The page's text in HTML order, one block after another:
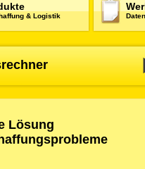
& Logistik
Lösung